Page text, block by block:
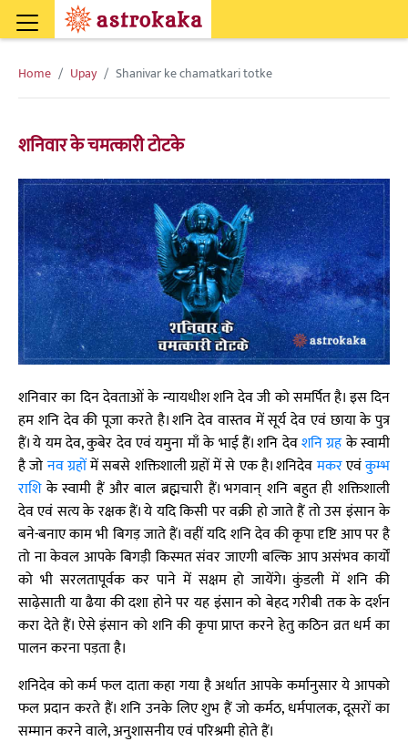
Home Upay Shanivar ke chamatkari totke
शनिवार के चमत्कारी टोटके
शनिवार का दिन देवताओं के न्यायधीश शनि देव जी को समर्पित है। इस दिन
हम शनि देव की पूजा करते है। शनि देव वास्तव में सूर्य देव एवं छाया के पुत्र
हैं। ये यम देव, कुबेर देव एवं यमुना माँ के भाई हैं। शनि देवशनि ग्रहके स्वामी
है जोनव ग्रहोंमें सबसे शक्तिशाली ग्रहों में से एक है। शनिदेवमकरएवंकुम्भ
राशिके स्वामी हैं और बाल ब्रह्मचारी हैं। भगवान् शनि बहुत ही शक्तिशाली
देव एवं सत्य के रक्षक हैं। ये यदि किसी पर वक्री हो जाते हैं तो उस इंसान के
बने-बनाए काम भी बिगड़ जाते हैं। वहीं यदि शनि देव की कृपा दृष्टि आप पर है
तो ना केवल आपके बिगड़ी किस्मत संवर जाएगी बल्कि आप असंभव कार्यों
को भी सरलतापूर्वक कर पाने में सक्षम हो जायेंगे। कुंडली में शनि की
साढ़ेसाती या ढैया की दशा होने पर यह इंसान को बेहद गरीबी तक के दर्शन
करा देते हैं। ऐसे इंसान को शनि की कृपा प्राप्त करने हेतु कठिन व्रत धर्म का
पालन करना पड़ता है।
शनिदेव को कर्म फल दाता कहा गया है अर्थात आपके कर्मानुसार ये आपको
फल प्रदान करते हैं। शनि उनके लिए शुभ हैं जो कर्मठ, धर्मपालक, दूसरों का
सम्मान करने वाले, अनुशासनीय एवं परिश्रमी होते हैं।